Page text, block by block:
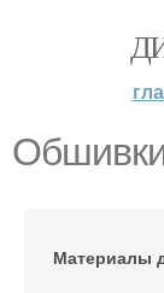
Материалы